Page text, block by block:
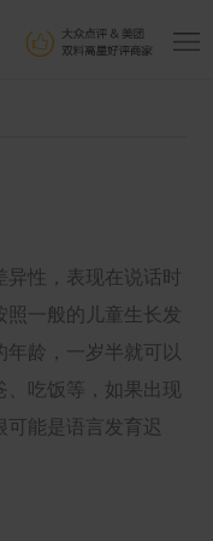
性，表现在说话时
一般的儿童生长发
龄，一岁半就可以
、吃饭等，如果出现
可能是语言发育迟